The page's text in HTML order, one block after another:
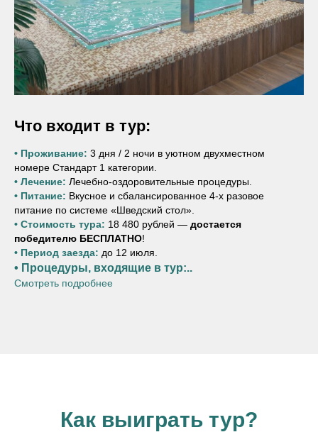
Что входит в тур:
• Проживание: 3 дня / 2 ночи в уютном двухместном
номере Стандарт 1 категории.
• Лечение: Лечебно-оздоровительные процедуры.
• Питание: Вкусное и сбалансированное 4-х разовое
питание по системе «Шведский стол».
• Стоимость тура: 18 480 рублей — достается
победителю БЕСПЛАТНО!
• Период заезда: до 12 июля.
• Процедуры, входящие в тур:..
Смотреть подробнее
Как выиграть тур?